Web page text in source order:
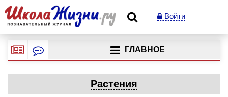
Войти
ГЛАВНОЕ
Растения